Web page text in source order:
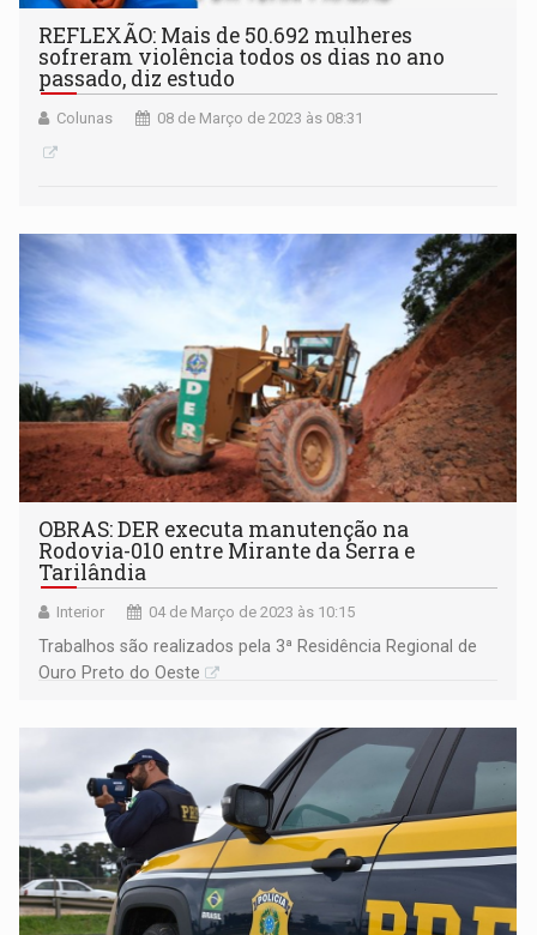
REFLEXÃO: Mais de 50.692 mulheres
sofreram violência todos os dias no ano
passado, diz estudo
Colunas 08 de Março de 2023 às 08:31
OBRAS: DER executa manutenção na
Rodovia-010 entre Mirante da Serra e
Tarilândia
Interior 04 de Março de 2023 às 10:15
Trabalhos são realizados pela 3ª Residência Regional de
Ouro Preto do Oeste